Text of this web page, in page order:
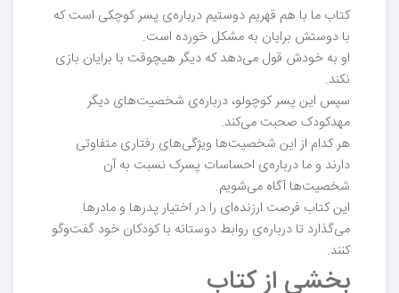
کتاب ما با هم قهریم دوستیم درباره‌ی پسر کوچکی است که
با دوستش برایان به مشکل خورده است.
او به خودش قول می‌دهد که دیگر هیچوقت با برایان بازی
نکند.
سپس این پسر کوچولو، درباره‌ی شخصیت‌های دیگر
مهدکودک صحبت می‌کند.
هر کدام از این شخصیت‌ها ویژگی‌های رفتاری متفاوتی
دارند و ما درباره‌ی احساسات پسرک نسبت به آن
شخصیت‌ها آگاه می‌شویم.
این کتاب فرصت ارزنده‌ای را در اختیار پدرها و مادرها
می‌گذارد تا درباره‌ی روابط دوستانه با کودکان خود گفت‌وگو
کنند.
بخشی از کتاب